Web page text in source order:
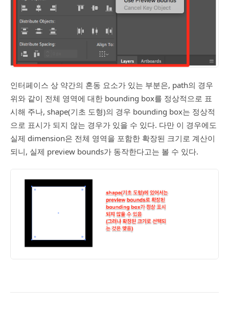
인터페이스 상 약간의 혼동 요소가 있는 부분은, path의 경우
위와 같이 전체 영역에 대한 bounding box를 정상적으로 표
시해 주나, shape(기초 도형)의 경우 bounding box는 정상적
으로 표시가 되지 않는 경우가 있을 수 있다. 다만 이 경우에도
실제 dimension은 전체 영역을 포함한 확장된 크기로 계산이
되니, 실제 preview bounds가 동작한다고는 볼 수 있다.